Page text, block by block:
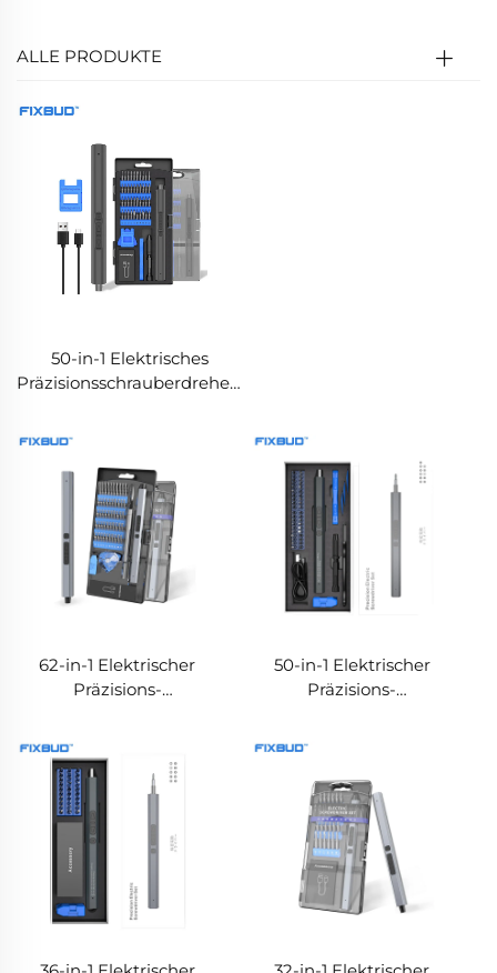
ALLE PRODUKTE
50-in-1 Elektrisches
Präzisionsschrauberdreher-
Drehmoment und LED-
62-in-1 Elektrischer
Präzisions-
Drehmomentregelung
50-in-1 Elektrischer
Präzisions-
Drehmomentregelung